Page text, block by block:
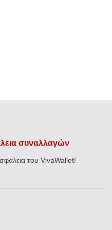
συναλλαγών
του VivaWallet!